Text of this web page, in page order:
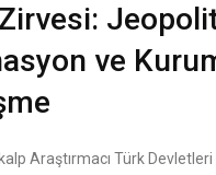
ve
Araştırmacı Türk Devletleri